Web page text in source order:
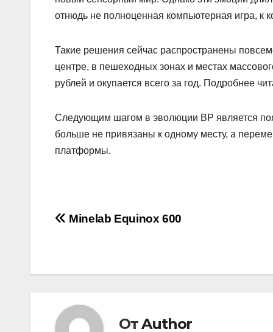
отнюдь не полноценная компьютерная игра, к
Такие решения сейчас распространены
центре, в пешеходных зонах и местах
рублей и окупается всего за год. Подробнее
Следующим шагом в эволюции ВР является
больше не привязаны к одному месту, а
платформы.
Навигация
записям
Minelab Equinox 600
ОтAuthor